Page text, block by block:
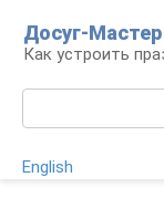
контенту
Досуг-Мастер
Как устроить
English